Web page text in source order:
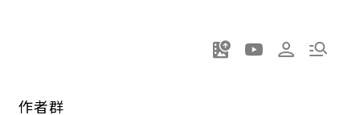
作者群